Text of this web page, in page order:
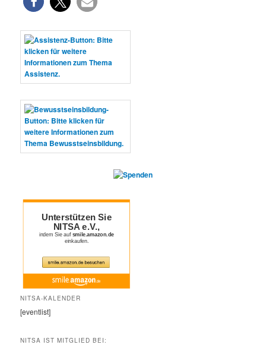
NITSA-KALENDER
[eventlist]
NITSA IST MITGLIED BEI: